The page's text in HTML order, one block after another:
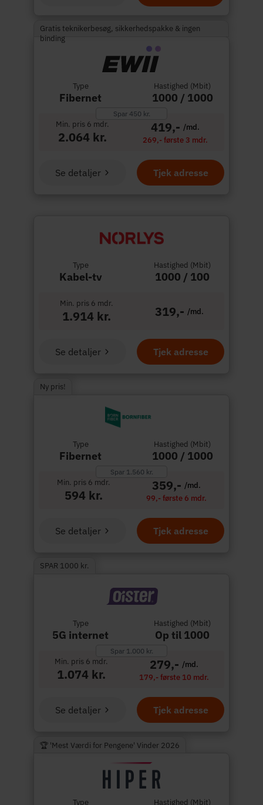
Gratis teknikerbesøg, sikkerhedspakke & ingen
binding
Type
Fibernet
Hastighed (Mbit)
1000 / 1000
Spar 450 kr.
Min. pris 6 mdr.
2.064 kr.
419,- /md.
269,- første 3 mdr.
Tjek adresse
Se detaljer
Type
Kabel-tv
Hastighed (Mbit)
1000 / 100
Min. pris 6 mdr.
1.914 kr. 319,- /md.
Tjek adresse
Se detaljer
Ny pris!
Type
Fibernet
Hastighed (Mbit)
1000 / 1000
Spar 1.560 kr.
Min. pris 6 mdr.
594 kr.
359,- /md.
99,- første 6 mdr.
Tjek adresse
Se detaljer
SPAR 1000 kr.
Type
5G internet
Hastighed (Mbit)
Op til 1000
Spar 1.000 kr.
Min. pris 6 mdr.
1.074 kr.
279,- /md.
179,- første 10 mdr.
Tjek adresse
Se detaljer
🏆 'Mest Værdi for Pengene' Vinder 2026
Type Hastighed (Mbit)